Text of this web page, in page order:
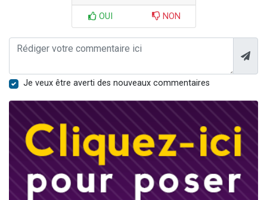
OUI NON
Je veux être averti des nouveaux commentaires